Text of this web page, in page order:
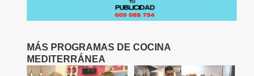
MÁS PROGRAMAS DE COCINA
MEDITERRÁNEA